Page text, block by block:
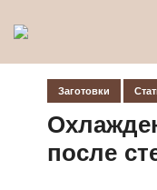
Заготовки
после